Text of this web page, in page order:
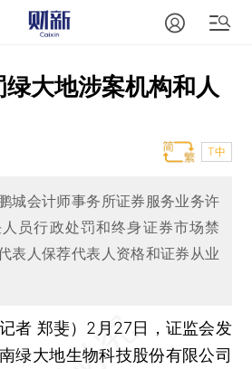
大地涉案机构和人
T中
城会计师事务所证券服务业务许
员行政处罚和终身证券市场禁
表人保荐代表人资格和证券从业
者 郑斐） 2月27日，证监会发
绿大地生物科技股份有限公司